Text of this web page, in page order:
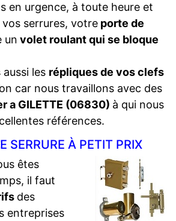
en urgence, à toute heure et
serrures, votre porte de
un volet roulant qui se bloque
les répliques de vos clefs
car nous travaillons avec des
a GILETTE (06830) à qui nous
références.
SERRURE À PETIT PRIX
êtes
il faut
des
entreprises